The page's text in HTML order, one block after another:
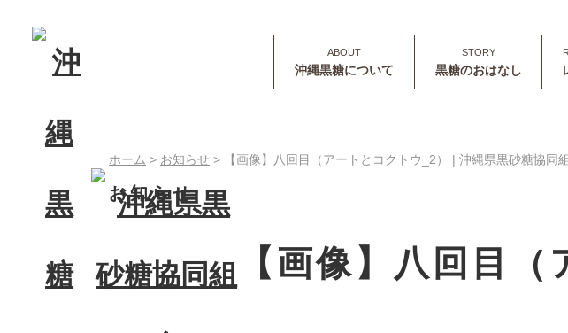
沖縄黒糖について 黒糖のおはなし
ホーム > お知らせ > 【画像】八回目（アートとコクトウ_2） | 沖縄県黒砂糖協同
お知らせ
【画像】八回目